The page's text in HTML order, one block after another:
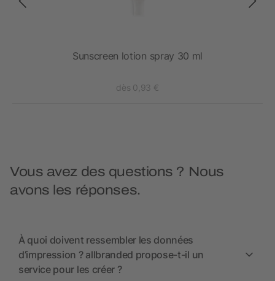
Sunscreen lotion spray 30 ml
dès 0,93 €
Vous avez des questions ? Nous
avons les réponses.
À quoi doivent ressembler les données
d’impression ? allbranded propose-t-il un
service pour les créer ?